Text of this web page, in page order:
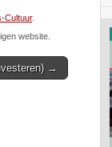
Cultuur.
website.
→